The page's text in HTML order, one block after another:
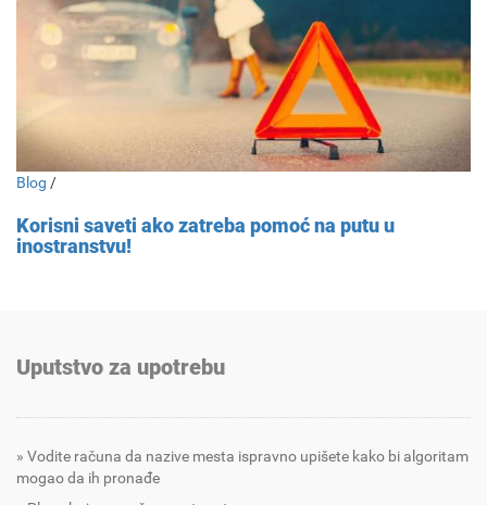
Blog /
Korisni saveti ako zatreba pomoć na putu u
inostranstvu!
Uputstvo za upotrebu
Vodite računa da nazive mesta ispravno upišete kako bi algoritam
mogao da ih pronađe